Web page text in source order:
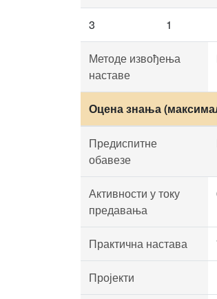
3 1
Методе извођења
наставе
Оцена знања
Предиспитне
обавезе
Активности у току
предавања
Практична настава
Пројекти